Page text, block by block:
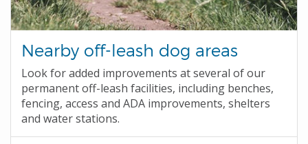
Nearby off-leash dog areas
Look for added improvements at several of our
permanent off-leash facilities, including benches,
fencing, access and ADA improvements, shelters
and water stations.